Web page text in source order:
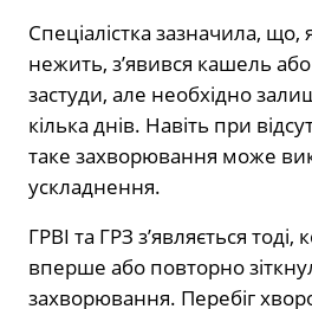
Спеціалістка зазначила,
нежить, з’явився кашель
застуди, але необхідно
кілька днів. Навіть при
таке захворювання може
ускладнення.
ГРВІ та ГРЗ з’являється
вперше або повторно
захворювання. Перебіг